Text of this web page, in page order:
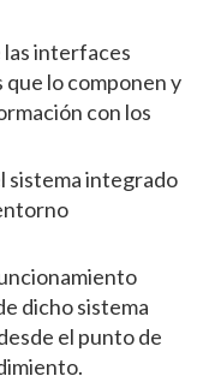
interfaces
lo componen y
con los
sistema integrado
dicho sistema
el punto de